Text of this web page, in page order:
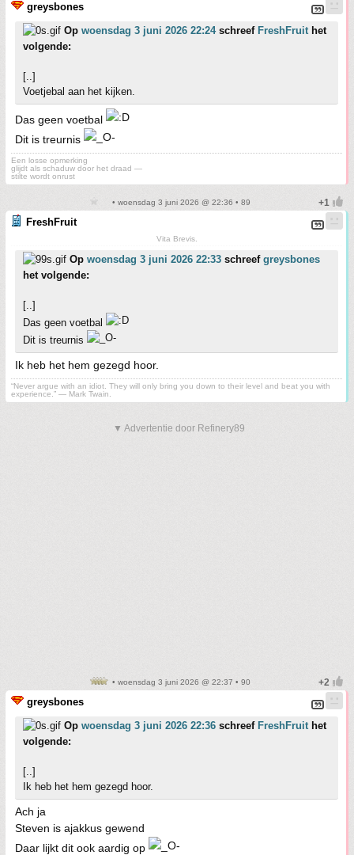
greysbones
Op woensdag 3 juni 2026 22:24schreef FreshFruithet
volgende:
[..]
Voetjebal aan het kijken.
Das geen voetbal
Dit is treurnis
Een losse opmerking
glijdt als schaduw door het draad —
stilte wordt onrust
• woensdag 3 juni 2026 @ 22:36 • 89
FreshFruit
Vita Brevis.
Op woensdag 3 juni 2026 22:33 schreef greysbones
het volgende:
[..]
Das geen voetbal
Dit is treurnis
Ik heb het hem gezegd hoor.
“Never argue with an idiot. They will only bring you down to their level and beat you with
experience.” ― Mark Twain.
▼ Advertentie door Refinery89
• woensdag 3 juni 2026 @ 22:37 • 90
greysbones
Op woensdag 3 juni 2026 22:36 schreef FreshFruithet
volgende:
[..]
Ik heb het hem gezegd hoor.
Ach ja
Steven is ajakkus gewend
Daar lijkt dit ook aardig op